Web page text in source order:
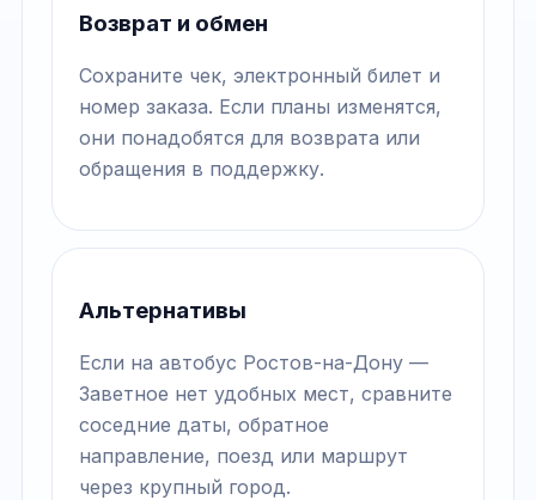
Возврат и обмен
Сохраните чек, электронный билет и
номер заказа. Если планы изменятся,
они понадобятся для возврата или
обращения в поддержку.
Альтернативы
Если на автобус Ростов-на-Дону —
Заветное нет удобных мест, сравните
соседние даты, обратное
направление, поезд или маршрут
через крупный город.